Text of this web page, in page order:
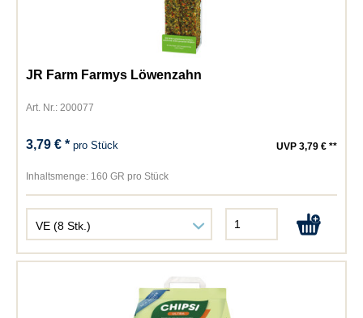
JR Farm Farmys Löwenzahn
Art. Nr.: 200077
3,79 € *pro Stück UVP 3,79 € **
Inhaltsmenge: 160 GR pro Stück